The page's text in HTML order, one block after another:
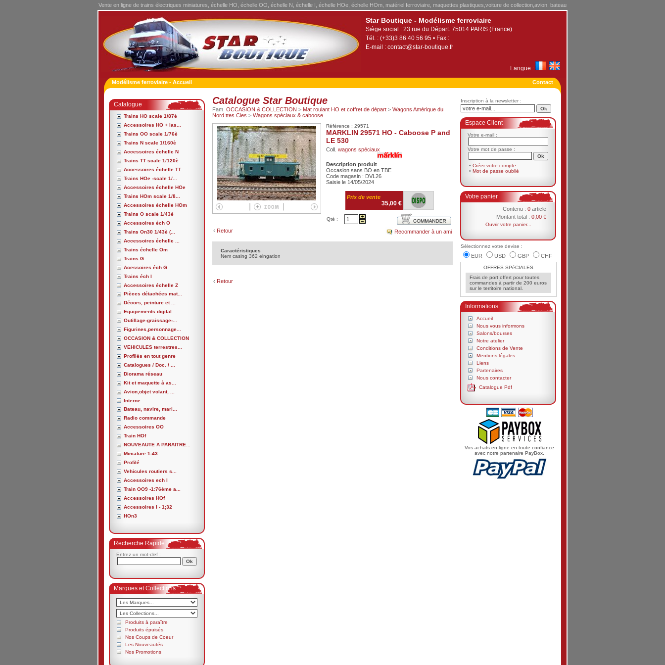
Vente en ligne de trains électriques miniatures, échelle HO, échelle OO, échelle N, échelle I, échelle HOe, échelle HOm, matériel ferroviaire, maquettes plastiques,voiture de collection,avion, bateau
Star Boutique - Modélisme ferroviaire
Siège social : 23 rue du Départ. 75014 PARIS (France)
Tél. : (+33)3 86 40 56 95 • Fax :
E-mail : contact@star-boutique.fr
Langue :
Modélisme ferroviaire - Accueil Contact
Catalogue
Trains HO scale 1/87è
Accessoires HO + las...
Trains OO scale 1/76è
Trains N scale 1/160è
Accessoires échelle N
Trains TT scale 1/120è
Accessoires échelle TT
Trains HOe -scale 1/...
Accessoires échelle HOe
Trains HOm scale 1/8...
Accessoires échelle HOm
Trains O scale 1/43è
Accessoires éch O
Trains On30 1/43è (...
Accessoires échelle ...
Trains échelle Om
Trains G
Acessoires éch G
Trains éch I
Accessoires échelle Z
Pièces détachées mat...
Décors, peinture et ...
Equipements digital
Outillage-graissage-...
Figurines,personnage...
OCCASION & COLLECTION
VEHICULES terrestres...
Profilés en tout genre
Catalogues / Doc. / ...
Diorama réseau
Kit et maquette à as...
Avion,objet volant, ...
Interne
Bateau, navire, mari...
Radio commande
Accessoires OO
Train HOf
NOUVEAUTE A PARAITRE...
Miniature 1-43
Profilé
Vehicules routiers s...
Accessoires ech I
Train OO9 -1:76ème a...
Accessoires HOf
Accessoires I - 1;32
HOn3
Recherche Rapide
Entrez un mot-clef :
Marques et Collections
Produits à paraître
Produits épuisés
Nos Coups de Coeur
Les Nouveautés
Nos Promotions
Catalogue Star Boutique
Fam. OCCASION & COLLECTION > Mat roulant HO et coffret de départ > Wagons Amérique du
Nord ttes Cies > Wagons spéciaux & caboose
Référence : 29571
MARKLIN 29571 HO - Caboose P and
LE 530
Coll. wagons spéciaux
Description produit
Occasion sans BO en TBE
Code magasin : DVL26
Saisie le 14/05/2024
Prix de vente
35,00 €
Qté :
‹ Retour Recommander à un ami
Caractéristiques
Nem casing 362 elngation
‹ Retour
Inscription à la newsletter :
Espace Client
Votre e-mail :
Votre mot de passe :
• Créer votre compte
• Mot de passe oublié
Votre panier
Contenu : 0 article
Montant total : 0,00 €
Ouvrir votre panier...
Sélectionnez votre devise :
EUR USD GBP CHF
OFFRES SPéCIALES
Frais de port offert pour toutes
commandes à partir de 200 euros
sur le territoire national.
Informations
Accueil
Nous vous informons
Salons/bourses
Notre atelier
Conditions de Vente
Mentions légales
Liens
Partenaires
Nous contacter
Catalogue Pdf
Vos achats en ligne en toute confiance
avec notre partenaire PayBox.